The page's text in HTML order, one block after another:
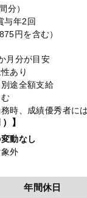
分）
与年2回
円を含む）
月分が目安
あり
途全額支給
時、成績優秀者に
】
動なし
外
年間休日